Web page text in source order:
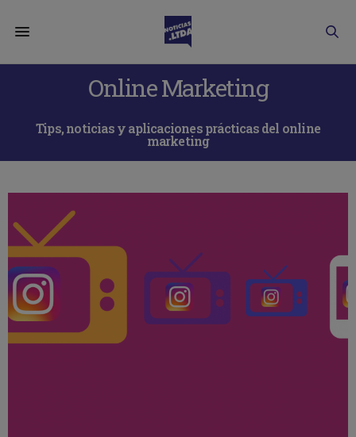
Online Marketing
Tips, noticias y aplicaciones prácticas del online
marketing